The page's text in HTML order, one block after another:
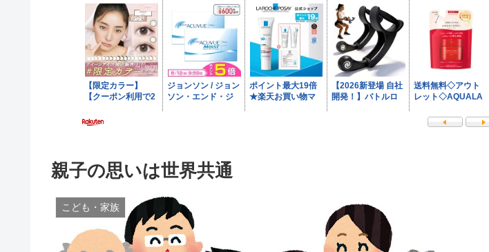
親子の思いは世界共通
こども・家族